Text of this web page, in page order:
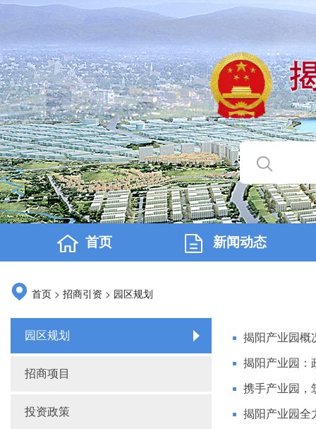
首页 新闻动态
首页 > 招商引资 > 园区规划
园区规划
招商项目
投资政策
揭阳产业园概
揭阳产业园：
携手产业园，
揭阳产业园全